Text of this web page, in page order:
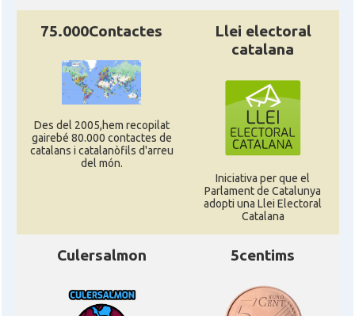
75.000Contactes
Des del 2005,hem recopilat
gairebé 80.000 contactes de
catalans i catalanòfils d'arreu
del món.
Llei electoral
catalana
Iniciativa per que el
Parlament de Catalunya
adopti una Llei Electoral
Catalana
Culersalmon 5centims